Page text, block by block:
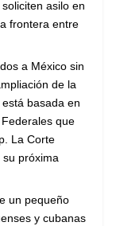
asilo en
frontera entre
a México sin
de la
basada en
que
La Corte
su próxima
un pequeño
y cubanas